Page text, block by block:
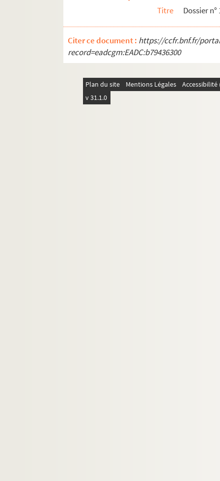
Titre Dossier n°
Citer ce document : https://ccfr.bnf.fr/
record=eadcgm:EADC:b79436300
Plan du site Mentions Légales
v 31.1.0